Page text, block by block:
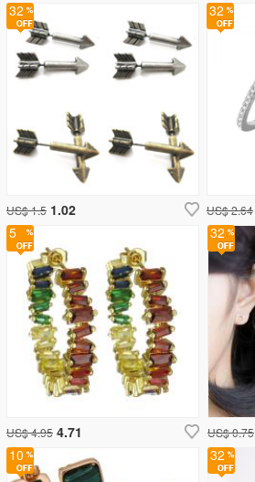
10
5
US$ 4.95 4.71
32
US$ 1.5 1.02
32
32
US$ 2.64
32
US$ 0.75